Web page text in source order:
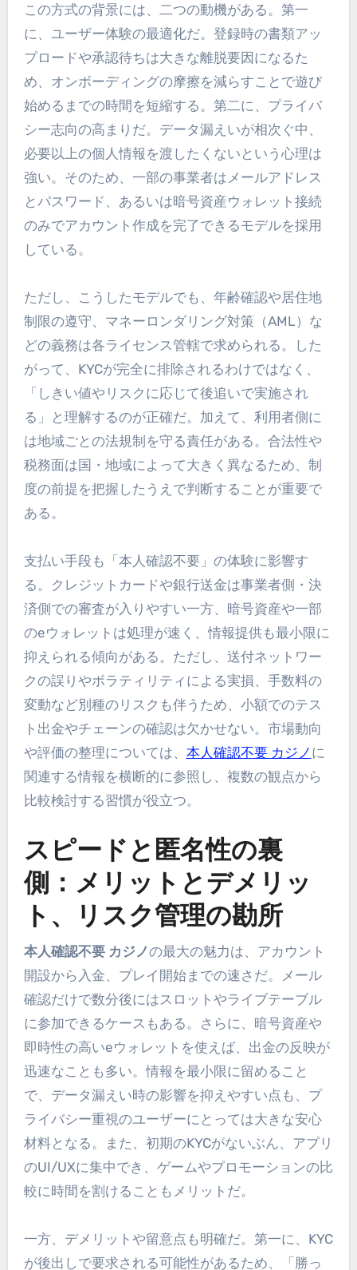
この方式の背景には、二つの動機がある。第一
に、ユーザー体験の最適化だ。登録時の書類アッ
プロードや承認待ちは大きな離脱要因になるた
め、オンボーディングの摩擦を減らすことで遊び
始めるまでの時間を短縮する。第二に、プライバ
シー志向の高まりだ。データ漏えいが相次ぐ中、
必要以上の個人情報を渡したくないという心理は
強い。そのため、一部の事業者はメールアドレス
とパスワード、あるいは暗号資産ウォレット接続
のみでアカウント作成を完了できるモデルを採用
している。
ただし、こうしたモデルでも、年齢確認や居住地
制限の遵守、マネーロンダリング対策（AML）な
どの義務は各ライセンス管轄で求められる。した
がって、KYCが完全に排除されるわけではなく、
「しきい値やリスクに応じて後追いで実施され
る」と理解するのが正確だ。加えて、利用者側に
は地域ごとの法規制を守る責任がある。合法性や
税務面は国・地域によって大きく異なるため、制
度の前提を把握したうえで判断することが重要で
ある。
支払い手段も「本人確認不要」の体験に影響す
る。クレジットカードや銀行送金は事業者側・決
済側での審査が入りやすい一方、暗号資産や一部
のeウォレットは処理が速く、情報提供も最小限に
抑えられる傾向がある。ただし、送付ネットワー
クの誤りやボラティリティによる実損、手数料の
変動など別種のリスクも伴うため、小額でのテス
ト出金やチェーンの確認は欠かせない。市場動向
や評価の整理については、 本人確認不要 カジノ に
関連する情報を横断的に参照し、複数の観点から
比較検討する習慣が役立つ。
スピードと匿名性の裏
側：メリットとデメリッ
ト、リスク管理の勘所
本人確認不要 カジノの最大の魅力は、アカウント
開設から入金、プレイ開始までの速さだ。メール
確認だけで数分後にはスロットやライブテーブル
に参加できるケースもある。さらに、暗号資産や
即時性の高いeウォレットを使えば、出金の反映が
迅速なことも多い。情報を最小限に留めること
で、データ漏えい時の影響を抑えやすい点も、プ
ライバシー重視のユーザーにとっては大きな安心
材料となる。また、初期のKYCがないぶん、アプリ
のUI/UXに集中でき、ゲームやプロモーションの比
較に時間を割けることもメリットだ。
一方、デメリットや留意点も明確だ。第一に、KYC
が後出しで要求される可能性があるため、「勝っ